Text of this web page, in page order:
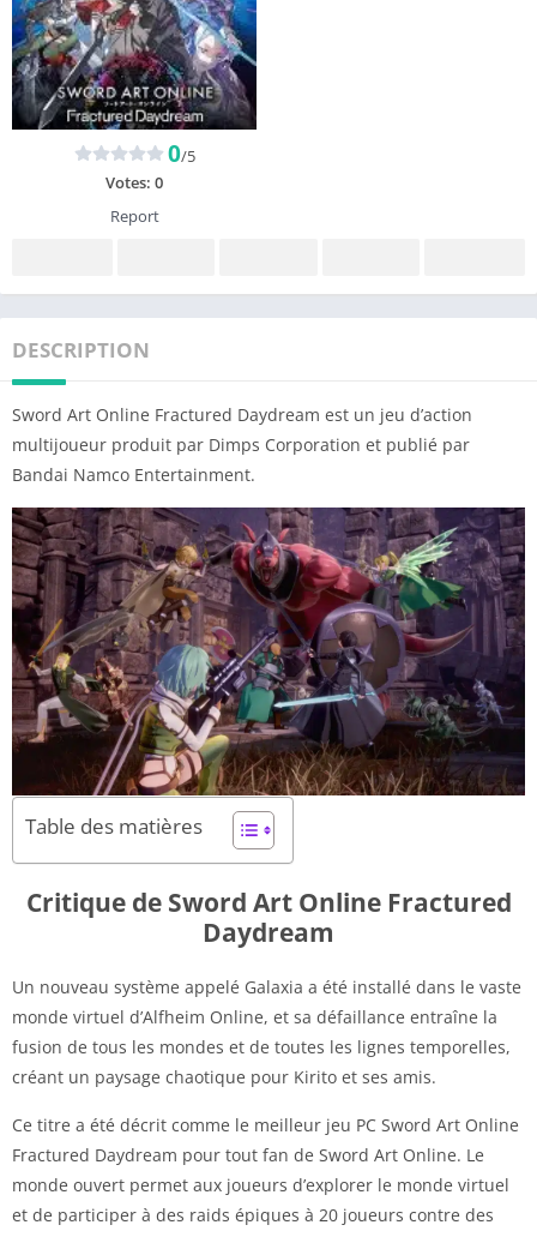
0/5
Votes: 0
Report
DESCRIPTION
Sword Art Online Fractured Daydream est un jeu d’action
multijoueur produit par Dimps Corporation et publié par
Bandai Namco Entertainment.
Table des matières
Critique de Sword Art Online Fractured
Daydream
Un nouveau système appelé Galaxia a été installé dans le vaste
monde virtuel d’Alfheim Online, et sa défaillance entraîne la
fusion de tous les mondes et de toutes les lignes temporelles,
créant un paysage chaotique pour Kirito et ses amis.
Ce titre a été décrit comme le meilleur jeu PC Sword Art Online
Fractured Daydream pour tout fan de Sword Art Online. Le
monde ouvert permet aux joueurs d’explorer le monde virtuel
et de participer à des raids épiques à 20 joueurs contre des